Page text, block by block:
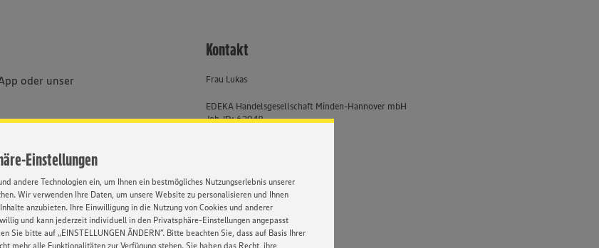
Einstellungen
andere Technologien ein, um Ihnen ein bestmögliches Nutzungserlebnis unserer
Wir verwenden Ihre Daten, um unsere Website zu personalisieren und Ihnen
anzubieten. Ihre Einwilligung in die Nutzung von Cookies und anderer
und kann jederzeit individuell in den Privatsphäre-Einstellungen angepasst
Sie bitte auf „EINSTELLUNGEN ÄNDERN”. Bitte beachten Sie, dass auf Basis Ihrer
mehr alle Funktionalitäten zur Verfügung stehen. Sie haben das Recht, ihre
oder unser
dass wir alle
und
Geschlecht,
Religion, Alter
Kontakt
Frau Lukas
EDEKA Handelsgesellschaft Minden-Hannover mbH
Job-ID: 62948